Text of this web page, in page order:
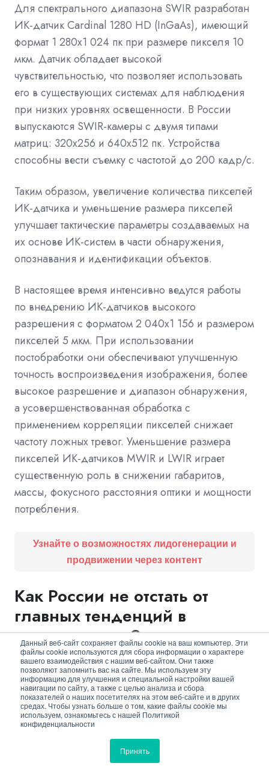
Данный веб-сайт сохраняет файлы cookie на ваш компьютер. Эти
файлы cookie используются для сбора информации о характере
вашего взаимодействия с нашим веб-сайтом. Они также
позволяют запомнить вас на сайте. Мы используем эту
информацию для улучшения и специальной настройки вашей
навигации по сайту, а также с целью анализа и сбора
показателей о наших посетителях на этом веб-сайте и в других
средах. Чтобы узнать больше о том, какие файлы cookie мы
используем, ознакомьтесь с нашей Политикой
конфиденциальности
Принять
Для спектрального диапазона SWIR разработан
ИК-датчик Cardinal 1280 HD (InGaAs), имеющий
формат 1 280x1 024 пк при размере пикселя 10
мкм. Датчик обладает высокой
чувствительностью, что позволяет использовать
его в существующих системах для наблюдения
при низких уровнях освещенности. В России
выпускаются SWIR-камеры с двумя типами
матриц: 320х256 и 640х512 пк. Устройства
способны вести съемку с частотой до 200 кадр/с.
Таким образом, увеличение количества пикселей
ИК-датчика и уменьшение размера пикселей
улучшает тактические параметры создаваемых на
их основе ИК-систем в части обнаружения,
опознавания и идентификации объектов.
В настоящее время интенсивно ведутся работы
по внедрению ИК-датчиков высокого
разрешения с форматом 2 040x1 156 и размером
пикселей 5 мкм. При использовании
постобработки они обеспечивают улучшенную
точность воспроизведения изображения, более
высокое разрешение и диапазон обнаружения,
а усовершенствованная обработка с
применением корреляции пикселей снижает
частоту ложных тревог. Уменьшение размера
пикселей ИК-датчиков MWIR и LWIR играет
существенную роль в снижении габаритов,
массы, фокусного расстояния оптики и мощности
потребления.
Узнайте о возможностях лидогенерации и
продвижении через контент
Как России не отстать от
главных тенденций в
тепловидении?
К основным тенденциям в области разработок
ИК-датчиков и систем относятся:
Переход на многодиапазонные ИК-системы
разрешения и совмещение формируемых
изображений для лучшего решения задач